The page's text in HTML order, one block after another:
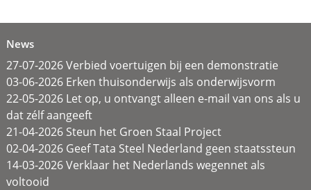
News
27-07-2026 Verbied voertuigen bij een demonstratie
03-06-2026 Erken thuisonderwijs als onderwijsvorm
22-05-2026 Let op, u ontvangt alleen e-mail van ons als u
dat zélf aangeeft
21-04-2026 Steun het Groen Staal Project
02-04-2026 Geef Tata Steel Nederland geen staatssteun
14-03-2026 Verklaar het Nederlands wegennet als
voltooid